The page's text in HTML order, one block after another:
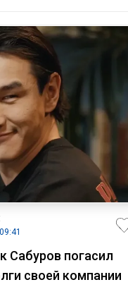
Сабуров погасил
своей компании